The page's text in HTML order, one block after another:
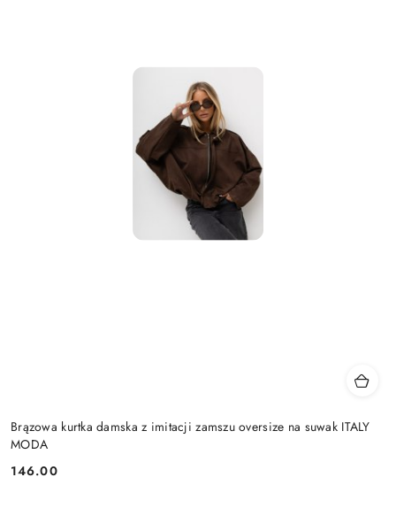
Brązowa kurtka damska z imitacji zamszu oversize na suwak ITALY
MODA
Cena:
146.00